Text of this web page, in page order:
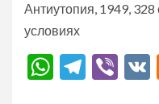
Антиутопия, 1949,
условиях